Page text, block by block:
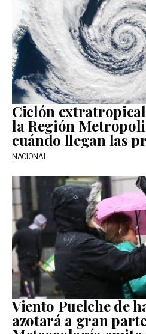
Ciclón
la Región
cuándo llegan las
NACIONAL
Viento Puelche de
azotará a gran